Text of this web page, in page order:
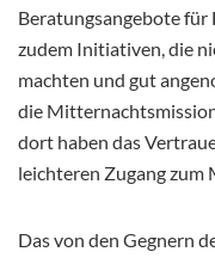
Beratungsangebote für
zudem Initiativen, die
machten und gut
die
dort haben das
leichteren Zugang zum
Das von den Gegnern